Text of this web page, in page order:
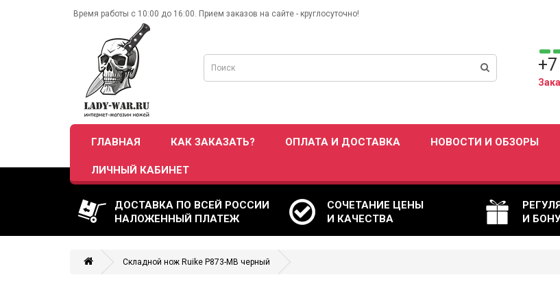
Время работы с 10:00 до 16:00. Прием заказов на сайте - круглосуточно!
ГЛАВНАЯ КАК ЗАКАЗАТЬ? ОПЛАТА И ДОСТАВКА НОВОСТИ И ОБЗОРЫ
ЛИЧНЫЙ КАБИНЕТ
ДОСТАВКА ПО ВСЕЙ РОССИИ
НАЛОЖЕННЫЙ ПЛАТЕЖ
СОЧЕТАНИЕ ЦЕНЫ
И КАЧЕСТВА
И
Складной нож Ruike P873-MB черный